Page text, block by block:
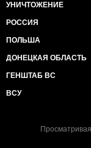
УНИЧТОЖЕНИЕ
РОССИЯ
ПОЛЬША
ДОНЕЦКАЯ ОБЛАСТЬ
ГЕНШТАБ ВС
ВСУ